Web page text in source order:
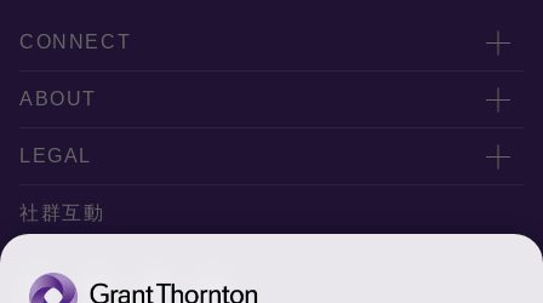
CONNECT
服務團隊
服務據點
ABOUT
關於正大
專業服務
LEGAL
隱私政策
社群互動